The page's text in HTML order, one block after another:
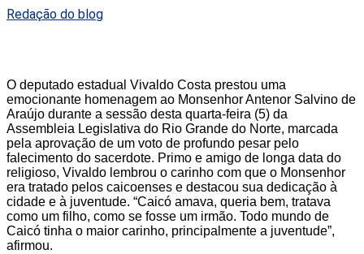
Redação do blog
O deputado estadual Vivaldo Costa prestou uma
emocionante homenagem ao Monsenhor Antenor Salvino de
Araújo durante a sessão desta quarta-feira (5) da
Assembleia Legislativa do Rio Grande do Norte, marcada
pela aprovação de um voto de profundo pesar pelo
falecimento do sacerdote. Primo e amigo de longa data do
religioso, Vivaldo lembrou o carinho com que o Monsenhor
era tratado pelos caicoenses e destacou sua dedicação à
cidade e à juventude. “Caicó amava, queria bem, tratava
como um filho, como se fosse um irmão. Todo mundo de
Caicó tinha o maior carinho, principalmente a juventude”,
afirmou.